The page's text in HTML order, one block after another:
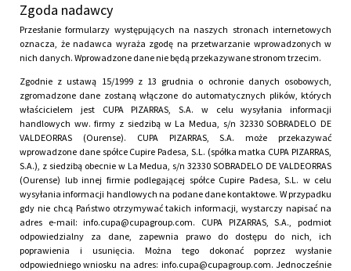
Zgoda nadawcy
Przesłanie formularzy występujących na naszych stronach internetowych
oznacza, że nadawca wyraża zgodę na przetwarzanie wprowadzonych w
nich danych. Wprowadzone dane nie będą przekazywane stronom trzecim.
Zgodnie z ustawą 15/1999 z 13 grudnia o ochronie danych osobowych,
zgromadzone dane zostaną włączone do automatycznych plików, których
właścicielem jest CUPA PIZARRAS, S.A. w celu wysyłania informacji
handlowych ww. firmy z siedzibą w La Medua, s/n 32330 SOBRADELO DE
VALDEORRAS (Ourense). CUPA PIZARRAS, S.A. może przekazywać
wprowadzone dane spółce Cupire Padesa, S.L. (spółka matka CUPA PIZARRAS,
S.A.), z siedzibą obecnie w La Medua, s/n 32330 SOBRADELO DE VALDEORRAS
(Ourense) lub innej firmie podlegającej spółce Cupire Padesa, S.L. w celu
wysyłania informacji handlowych na podane dane kontaktowe. W przypadku
gdy nie chcą Państwo otrzymywać takich informacji, wystarczy napisać na
adres e-mail: info.cupa@cupagroup.com. CUPA PIZARRAS, S.A., podmiot
odpowiedzialny za dane, zapewnia prawo do dostępu do nich, ich
poprawienia i usunięcia. Można tego dokonać poprzez wysłanie
odpowiedniego wniosku na adres: info.cupa@cupagroup.com. Jednocześnie